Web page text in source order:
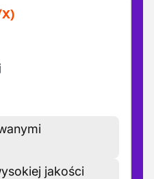
jakości